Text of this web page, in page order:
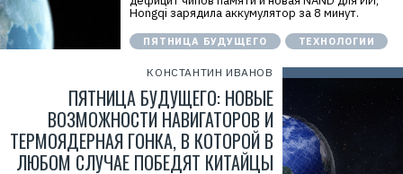
Hongqi зарядила аккумулятор за 8 минут.
ПЯТНИЦА БУДУЩЕГО ТЕХНОЛОГИИ
КОНСТАНТИН ИВАНОВ
ПЯТНИЦА БУДУЩЕГО: НОВЫЕ
ВОЗМОЖНОСТИ НАВИГАТОРОВ И
ТЕРМОЯДЕРНАЯ ГОНКА, В КОТОРОЙ В
ЛЮБОМ СЛУЧАЕ ПОБЕДЯТ КИТАЙЦЫ